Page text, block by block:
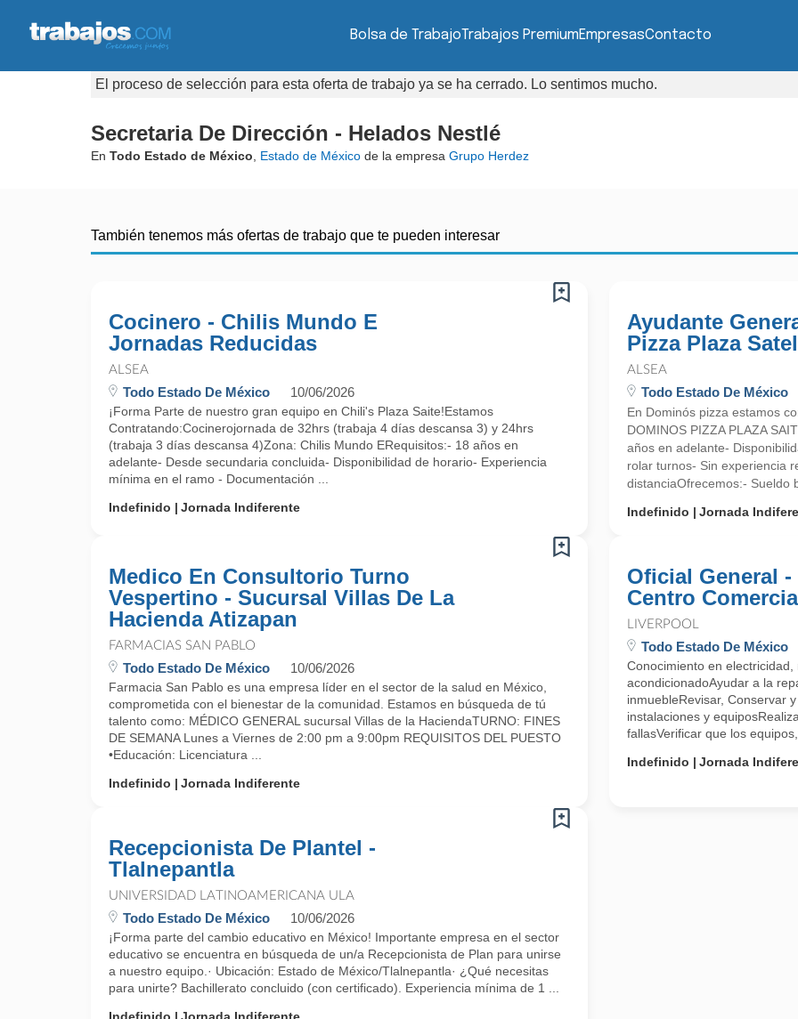
Bolsa de TrabajoTrabajos PremiumEmpresasContacto
El proceso de selección para esta oferta de trabajo ya se ha cerrado. Lo sentimos mucho.
Secretaria De Dirección - Helados Nestlé
En Todo Estado de México Estado de México de la empresa Grupo Herdez
También tenemos más ofertas de trabajo que te pueden interesar
Cocinero - Chilis Mundo E
Jornadas Reducidas
ALSEA
Todo Estado De México 10/06/2026
¡Forma Parte de nuestro gran equipo en Chili's Plaza Saite!Estamos
Contratando:Cocinerojornada de 32hrs (trabaja 4 días descansa 3) y 24hrs
(trabaja 3 días descansa 4)Zona: Chilis Mundo ERequisitos:- 18 años en
adelante- Desde secundaria concluida- Disponibilidad de horario- Experiencia
mínima en el ramo - Documentación ...
Indefinido
Jornada Indiferente
Ayudante
Pizza Plaza
ALSEA
Todo Estado De México
En Dominós pizza estamos
DOMINOS PIZZA PLAZA
años en adelante-
rolar turnos- Sin experiencia
distanciaOfrecemos:- Sueldo
Indefinido
Jornada
Medico En Consultorio Turno
Vespertino - Sucursal Villas De La
Hacienda Atizapan
FARMACIAS SAN PABLO
Todo Estado De México 10/06/2026
Farmacia San Pablo es una empresa líder en el sector de la salud en México,
comprometida con el bienestar de la comunidad. Estamos en búsqueda de tú
talento como: MÉDICO GENERAL sucursal Villas de la HaciendaTURNO: FINES
DE SEMANA Lunes a Viernes de 2:00 pm a 9:00pm REQUISITOS DEL PUESTO
•Educación: Licenciatura ...
Indefinido
Jornada Indiferente
Oficial General
Centro
LIVERPOOL
Todo Estado De México
Conocimiento en
acondicionadoAyudar a la
inmuebleRevisar, Conservar
instalaciones y
fallasVerificar que los
Indefinido
Jornada
Recepcionista De Plantel -
Tlalnepantla
UNIVERSIDAD LATINOAMERICANA ULA
Todo Estado De México 10/06/2026
¡Forma parte del cambio educativo en México! Importante empresa en el sector
educativo se encuentra en búsqueda de un/a Recepcionista de Plan para unirse
a nuestro equipo.· Ubicación: Estado de México/Tlalnepantla· ¿Qué necesitas
para unirte? Bachillerato concluido (con certificado). Experiencia mínima de 1 ...